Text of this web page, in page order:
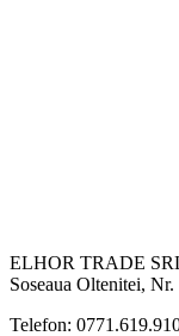
ELHOR TRADE
Soseaua Oltenitei,
Telefon: